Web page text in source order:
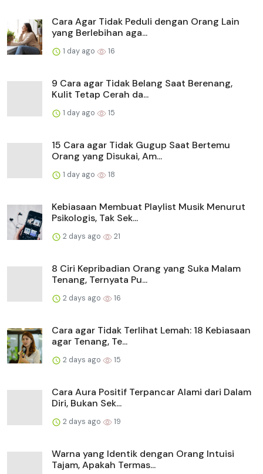
Cara Agar Tidak Peduli dengan Orang Lain
yang Berlebihan aga...
1 day ago 16
9 Cara agar Tidak Belang Saat Berenang,
Kulit Tetap Cerah da...
1 day ago 15
15 Cara agar Tidak Gugup Saat Bertemu
Orang yang Disukai, Am...
1 day ago 18
Kebiasaan Membuat Playlist Musik Menurut
Psikologis, Tak Sek...
2 days ago 21
8 Ciri Kepribadian Orang yang Suka Malam
Tenang, Ternyata Pu...
2 days ago 16
Cara agar Tidak Terlihat Lemah: 18 Kebiasaan
agar Tenang, Te...
2 days ago 15
Cara Aura Positif Terpancar Alami dari Dalam
Diri, Bukan Sek...
2 days ago 19
Warna yang Identik dengan Orang Intuisi
Tajam, Apakah Termas...